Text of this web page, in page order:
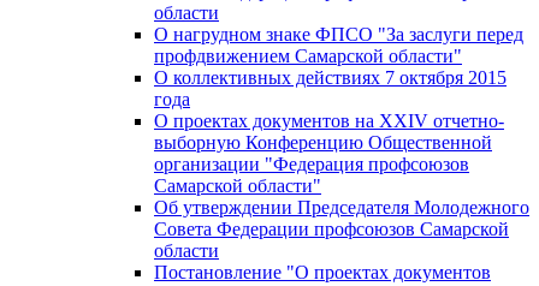
области
О нагрудном знаке ФПСО "За заслуги перед
профдвижением Самарской области"
О коллективных действиях 7 октября 2015
года
О проектах документов на XXIV отчетно-
выборную Конференцию Общественной
организации "Федерация профсоюзов
Самарской области"
Об утверждении Председателя Молодежного
Совета Федерации профсоюзов Самарской
области
Постановление "О проектах документов